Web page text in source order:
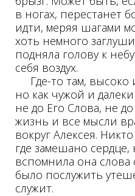
в ногах, перестанет
идти, меряя шагами
хоть немного
подняла голову к
себя воздух.
Где-то там, высоко
но как чужой и
не до Его Слова, не
жизнь и все мысли
вокруг Алексея.
где замешано сердце,
вспомнила она
было послужить
служит.